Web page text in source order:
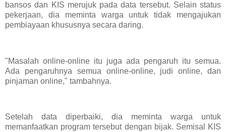
bansos dan KIS merujuk pada data tersebut. Selain status
pekerjaan, dia meminta warga untuk tidak mengajukan
pembiayaan khususnya secara daring.
"Masalah online-online itu juga ada pengaruh itu semua.
Ada pengaruhnya semua online-online, judi online, dan
pinjaman online," tambahnya.
Setelah data diperbaiki, dia meminta warga untuk
memanfaatkan program tersebut dengan bijak. Semisal KIS